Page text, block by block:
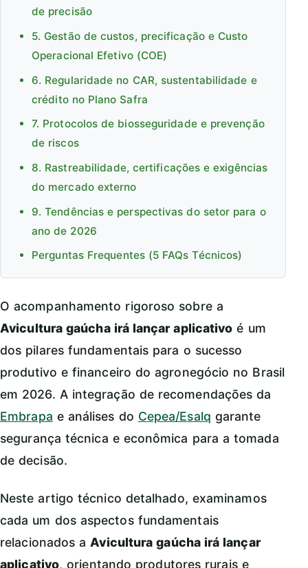
de precisão
5. Gestão de custos, precificação e Custo
Operacional Efetivo (COE)
6. Regularidade no CAR, sustentabilidade e
crédito no Plano Safra
7. Protocolos de biosseguridade e prevenção
de riscos
8. Rastreabilidade, certificações e exigências
do mercado externo
9. Tendências e perspectivas do setor para o
ano de 2026
Perguntas Frequentes (5 FAQs Técnicos)
O acompanhamento rigoroso sobre a
Avicultura gaúcha irá lançar aplicativo é um
dos pilares fundamentais para o sucesso
produtivo e financeiro do agronegócio no Brasil
em 2026. A integração de recomendações da
Embrapa e análises do Cepea/Esalq garante
segurança técnica e econômica para a tomada
de decisão.
Neste artigo técnico detalhado, examinamos
cada um dos aspectos fundamentais
relacionados a Avicultura gaúcha irá lançar
aplicativo, orientando produtores rurais e